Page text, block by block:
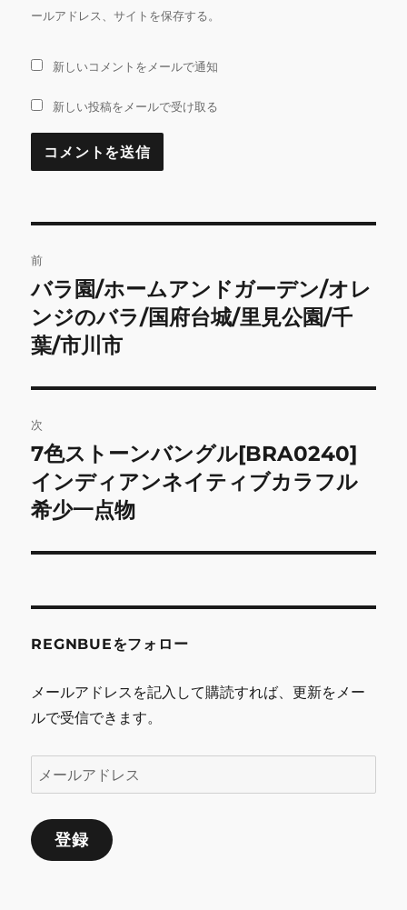
ールアドレス、サイトを保存する。
新しいコメントをメールで通知
新しい投稿をメールで受け取る
稿
ナ
ビ
ゲ
ー
シ
ョ
ン
前
前
の
投
バラ園/ホームアンドガーデン/オレ
ンジのバラ/国府台城/里見公園/千
葉/市川市
次
次
の
投
7色ストーンバングル[BRA0240]
インディアンネイティブカラフル
希少一点物
REGNBUEをフォロー
メールアドレスを記入して購読すれば、更新をメー
ルで受信できます。
ー
ル
ア
登録